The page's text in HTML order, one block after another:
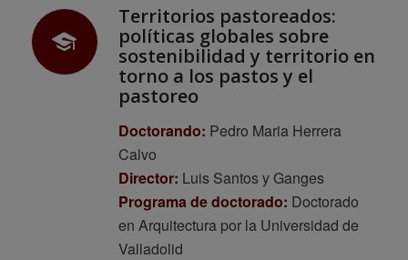
Territorios pastoreados:
políticas globales sobre
sostenibilidad y territorio en
torno a los pastos y el
pastoreo
Doctorando: Pedro Maria Herrera
Calvo
Director: Luis Santos y Ganges
Programa de doctorado: Doctorado
en Arquitectura por la Universidad de
Valladolid